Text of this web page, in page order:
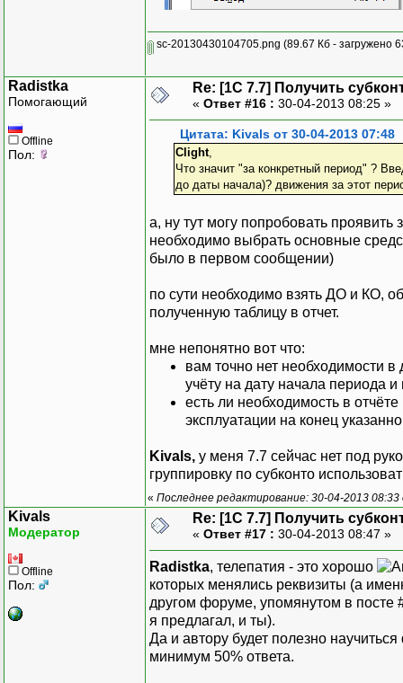
Т.ВыбратьСтроки();
ПокаТ.По
КонецЦикла;
Таб.ВывестиСекцию (
Таб.ТолькоПросмотр(1
Таб.Показать("Все
КонецПроцедуры
ПроцедураПриОткрытии()
Дата1 ='01.01.13';
КонецПроцедуры
Т.ПСт=Пер.Знач
Т.ВыбратьСтроки
ЕслиТ.ПолучитьСтроку()
КонецЕсли;
//
//
КонецЦикла;
Пер.И
Пер.ВыбратьЗнач ения
ПокаПер.По лучить
ДатаЗн
Пер.Дата
Т.Срок=Пер.Знач
Т.ВыбратьСтроки
Если
лучитьСтроку
КонецЕсли;
//
//
КонецЦикла;
Т.Ст= 0;
Т.Аморт
Если Ит.
Ит.
Т.Ост
Иначе
Т.АмГр
Т.Сост=
КонецЦикла
Т.ВыбратьСтроки
КонецЦикла;
Таб.Опции
Таб.Показать(
КонецПроцедуры
ПроцедураПриОткрытии()
Дата1 =
КонецПроцедуры
sc-20130430104705.png (89.67 Кб - загружено
Radistka
Помогающий
Offline
Пол:
Re: [1C 7.7] Получить
« Ответ #16 : 30-04-2013 08:25 »
Цитата: Kivals от 30-04-2013 07:48
Clight,
Что значит "за конкретный период" ?
до даты начала)? движения за этот
а, ну тут могу попробовать проявить
необходимо выбрать основные
было в первом сообщении)
по сути необходимо взять ДО и КО,
полученную таблицу в отчет.
мне непонятно вот что:
вам точно нет необходимости
учёту на дату начала периода
есть ли необходимость в
эксплуатации на конец
Kivals, у меня 7.7 сейчас нет под
группировку по субконто
« Последнее редактирование: 30-04-2013
Kivals
Модератор
Offline
Пол:
Re: [1C 7.7] Получить
« Ответ #17 : 30-04-2013 08:47 »
Radistka, телепатия - это хорошо
которых менялись реквизиты (а
другом форуме, упомянутом в посте
я предлагал, и ты).
Да и автору будет полезно
минимум 50% ответа.